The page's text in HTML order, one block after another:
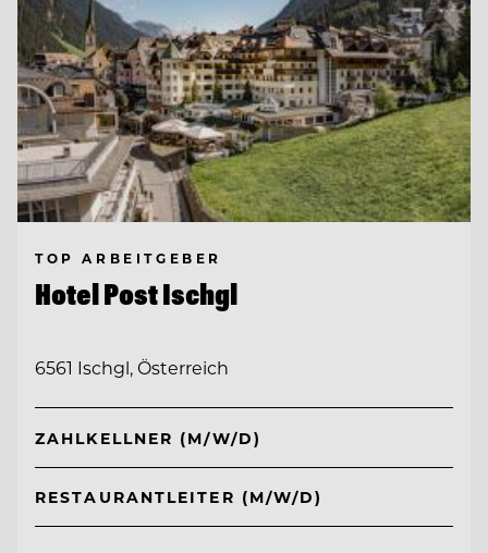
TOP ARBEITGEBER
Hotel Post Ischgl
6561 Ischgl, Österreich
ZAHLKELLNER (M/W/D)
RESTAURANTLEITER (M/W/D)